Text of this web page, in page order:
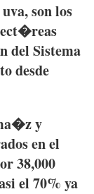
uva, son los
del Sistema
desde
y
en el
38,000
el 70% ya